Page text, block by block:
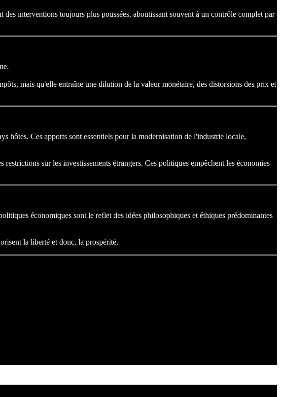
interventions toujours plus poussées, aboutissant souvent à un contrôle complet par
mais qu'elle entraîne une dilution de la valeur monétaire, des distorsions des prix et
hôtes. Ces apports sont essentiels pour la modernisation de l'industrie locale,
sur les investissements étrangers. Ces politiques empêchent les économies
économiques sont le reflet des idées philosophiques et éthiques prédominantes
la liberté et donc, la prospérité.